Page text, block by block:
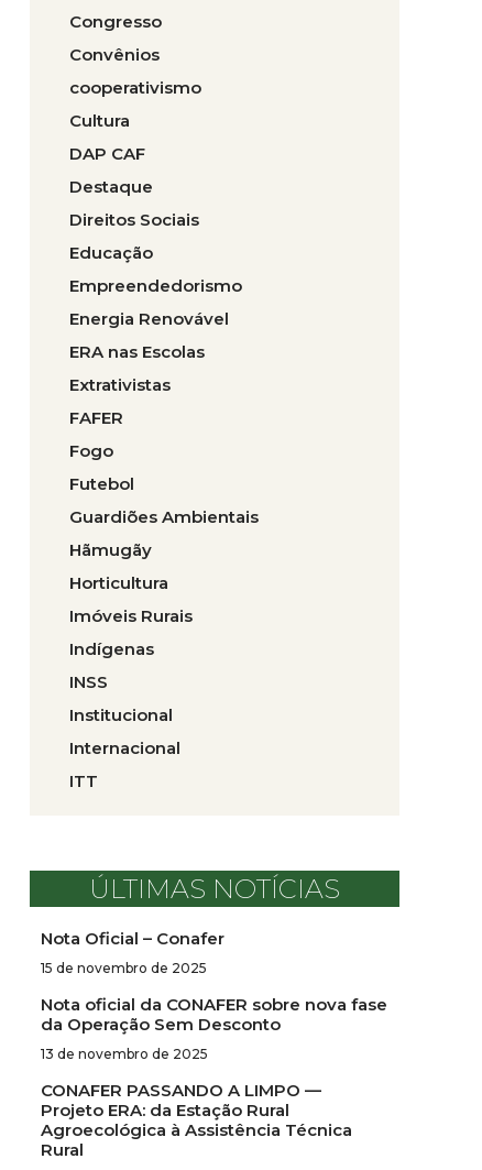
Congresso
Convênios
cooperativismo
Cultura
DAP CAF
Destaque
Direitos Sociais
Educação
Empreendedorismo
Energia Renovável
ERA nas Escolas
Extrativistas
FAFER
Fogo
Futebol
Guardiões Ambientais
Hãmugãy
Horticultura
Imóveis Rurais
Indígenas
INSS
Institucional
Internacional
ITT
ÚLTIMAS NOTÍCIAS
Nota Oficial – Conafer
15 de novembro de 2025
Nota oficial da CONAFER sobre nova fase
da Operação Sem Desconto
13 de novembro de 2025
CONAFER PASSANDO A LIMPO —
Projeto ERA: da Estação Rural
Agroecológica à Assistência Técnica
Rural